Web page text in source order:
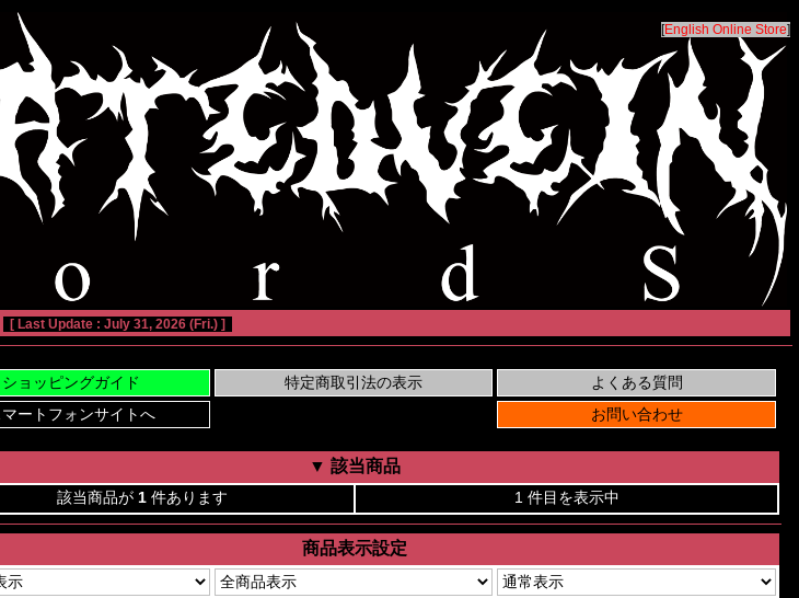
[English Online Store]
[ Last Update : July 31, 2026 (Fri.) ]
▼ 該当商品
該当商品が 1 件あります 1 件目を表示中
商品表示設定